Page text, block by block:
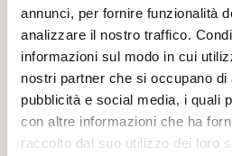
annunci, per fornire funzionalità
analizzare il nostro traffico.
informazioni sul modo in cui
nostri partner che si occupano di
pubblicità e social media, i quali
con altre informazioni che ha
raccolto dal suo utilizzo dei loro